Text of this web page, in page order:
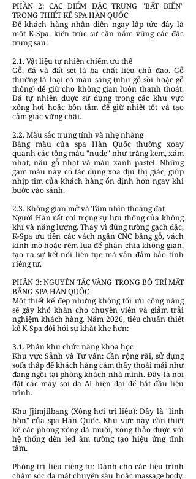
PHẦN 2: CÁC ĐIỂM ĐẶC TRƯNG "BẤT BIẾN"
TRONG THIẾT KẾ SPA HÀN QUỐC
Để khách hàng nhận diện ngay lập tức đây là
một K-Spa, kiến trúc sư cần nắm vững các đặc
trưng sau:
2.1. Vật liệu tự nhiên chiếm ưu thế
Gỗ, đá và đất sét là ba chất liệu chủ đạo. Gỗ
thường là loại có màu sáng (như gỗ sồi hoặc gỗ
thông) để giữ cho không gian luôn thanh thoát.
Đá tự nhiên được sử dụng trong các khu vực
xông hơi hoặc bồn tắm để giữ nhiệt tốt và tạo
cảm giác vững chãi.
2.2. Màu sắc trung tính và nhẹ nhàng
Bảng màu của spa Hàn Quốc thường xoay
quanh các tông màu "nude" như trắng kem, xám
nhạt, nâu gỗ nhạt và màu xanh pastel. Những
gam màu này có tác dụng xoa dịu thị giác, giúp
nhịp tim của khách hàng ổn định hơn ngay khi
bước vào sảnh.
2.3. Không gian mở và Tầm nhìn thoáng đạt
Người Hàn rất coi trọng sự lưu thông của không
khí và năng lượng. Thay vì dùng tường gạch đặc,
K-Spa ưu tiên các vách ngăn CNC bằng gỗ, vách
kính mờ hoặc rèm lụa để phân chia không gian,
tạo ra sự kết nối liên tục mà vẫn đảm bảo tính
riêng tư.
PHẦN 3: NGUYÊN TẮC VÀNG TRONG BỐ TRÍ MẶT
BẰNG SPA HÀN QUỐC
Một thiết kế đẹp nhưng không tối ưu công năng
sẽ gây khó khăn cho chuyên viên và giảm trải
nghiệm khách hàng. Năm 2026, tiêu chuẩn thiết
kế K-Spa đòi hỏi sự khắt khe hơn:
3.1. Phân khu chức năng khoa học
Khu vực Sảnh và Tư vấn: Cần rộng rãi, sử dụng
sofa thấp để khách hàng cảm thấy thoải mái như
đang ngồi tại phòng khách nhà mình. Đây là nơi
đặt các máy soi da AI hiện đại để bắt đầu liệu
trình.
Khu Jjimjilbang (Xông hơi trị liệu): Đây là "linh
hồn" của spa Hàn Quốc. Khu vực này cần thiết
kế các phòng xông đá muối, xông thảo dược với
hệ thống đèn led âm tường tạo hiệu ứng tĩnh
tâm.
Phòng trị liệu riêng tư: Dành cho các liệu trình
chăm sóc da mặt chuyên sâu hoặc massage body.